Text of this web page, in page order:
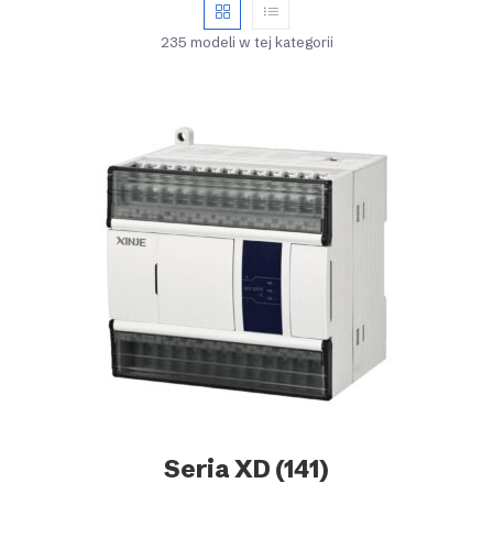
235 modeli w tej kategorii
Seria XD (141)